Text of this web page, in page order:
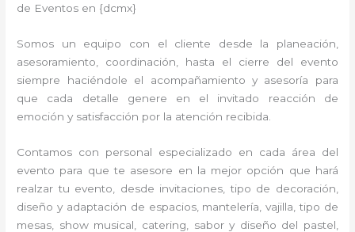
de Eventos en {dcmx}
Somos un equipo con el cliente desde la planeación,
asesoramiento, coordinación, hasta el cierre del evento
siempre haciéndole el acompañamiento y asesoría para
que cada detalle genere en el invitado reacción de
emoción y satisfacción por la atención recibida.
Contamos con personal especializado en cada área del
evento para que te asesore en la mejor opción que hará
realzar tu evento, desde invitaciones, tipo de decoración,
diseño y adaptación de espacios, mantelería, vajilla, tipo de
mesas, show musical, catering, sabor y diseño del pastel,